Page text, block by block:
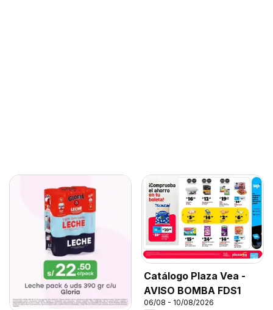
Catálogo Plaza Vea -
AVISO BOMBA FDS1
06/08 - 10/08/2026